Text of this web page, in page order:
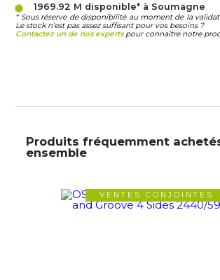
1969.92 M disponible* à Soumagne
* Sous réserve de disponibilité au moment de la
Le stock n’est pas assez suffisant pour vos besoins ?
Contactez un de nos expertspour connaître notre
Produits fréquemment
ensemble
VENTES CONJOINTES